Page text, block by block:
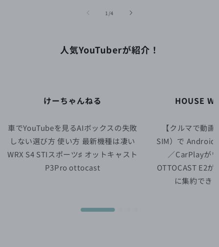
1 /の
4
人気YouTuberが紹介！
けーちゃんねる
車でYouTubeを見るAIボックスの失敗
しない選び方 使い方 最新機種は凄い
WRX S4 STIスポーツ♯ オットキャスト
P3Pro ottocast
HOUSE
【クルマで動
SIM）で
／CarPlayが
OTTOCAST E2
に集約でき